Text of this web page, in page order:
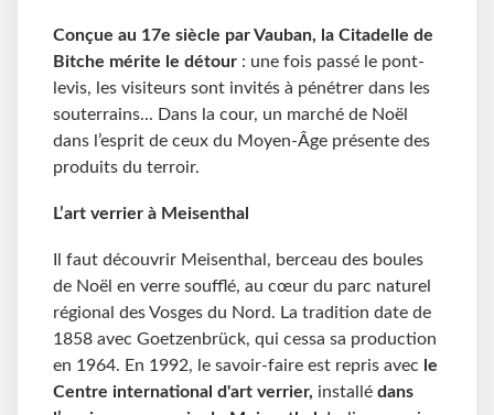
Conçue au 17e siècle par Vauban, la Citadelle de
Bitche mérite le détour : une fois passé le pont-
levis, les visiteurs sont invités à pénétrer dans les
souterrains... Dans la cour, un marché de Noël
dans l’esprit de ceux du Moyen-Âge présente des
produits du terroir.
L’art verrier à Meisenthal
Il faut découvrir Meisenthal, berceau des boules
de Noël en verre soufflé, au cœur du parc naturel
régional des Vosges du Nord. La tradition date de
1858 avec Goetzenbrück, qui cessa sa production
en 1964. En 1992, le savoir-faire est repris avec le
Centre international d'art verrier, installé dans